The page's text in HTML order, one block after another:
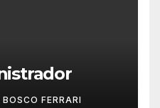
FERRARI